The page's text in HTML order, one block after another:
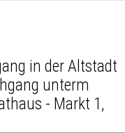
in der Altstadt
unterm
- Markt 1,